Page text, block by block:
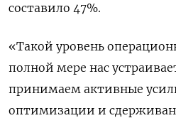
составило 47%.
«Такой уровень
полной мере нас
принимаем активные
оптимизации и